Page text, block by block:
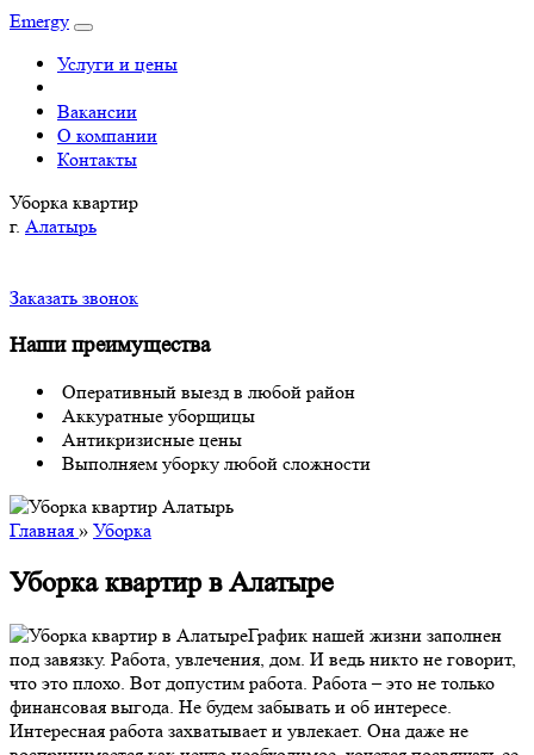
Emergy
Услуги и цены
Вакансии
О компании
Контакты
Уборка квартир
г. Алатырь
Заказать звонок
Наши преимущества
Оперативный выезд в любой район
Аккуратные уборщицы
Антикризисные цены
Выполняем уборку любой сложности
Главная » Уборка
Уборка квартир в Алатыре
График нашей жизни заполнен
под завязку. Работа, увлечения, дом. И ведь никто не говорит,
что это плохо. Вот допустим работа. Работа – это не только
финансовая выгода. Не будем забывать и об интересе.
Интересная работа захватывает и увлекает. Она даже не